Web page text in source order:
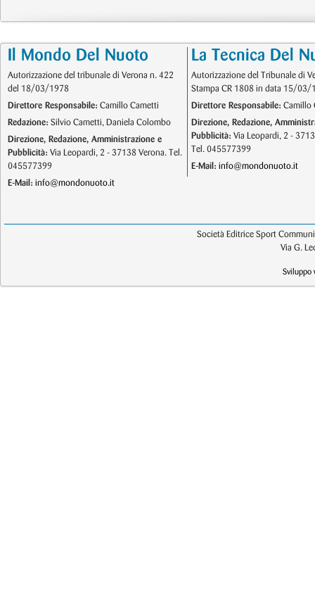
Il Mondo Del Nuoto
Autorizzazione del tribunale di Verona n. 422
del 18/03/1978
Direttore Responsabile: Camillo Cametti
Redazione: Silvio Cametti, Daniela Colombo
Direzione, Redazione, Amministrazione e
Pubblicità: Via Leopardi, 2 - 37138 Verona. Tel.
045577399
E-Mail: info@mondonuoto.it
La Tecnica Del
Autorizzazione del Tribunale di
Stampa CR 1808 in data 15/03/
Direttore Responsabile: Camillo
Direzione, Redazione,
Pubblicità: Via Leopardi, 2 -
Tel. 045577399
E-Mail: info@mondonuoto.it
Società Editrice Sport
Via G.
Sviluppo